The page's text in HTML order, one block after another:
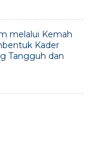
melalui Kemah
Kader
Tangguh dan